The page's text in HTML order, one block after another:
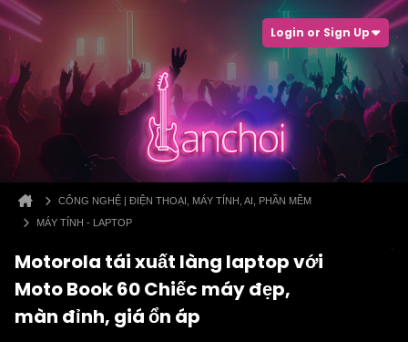
Login or Sign Up
CÔNG NGHỆ | ĐIỆN THOẠI, MÁY TÍNH, AI, PHẦN MỀM
MÁY TÍNH - LAPTOP
Motorola tái xuất làng laptop với
Moto Book 60 Chiếc máy đẹp,
màn đỉnh, giá ổn áp